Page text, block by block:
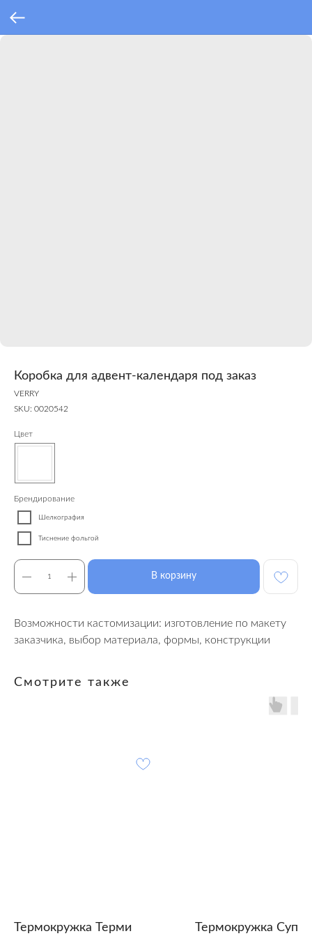
Коробка для адвент-календаря под заказ
VERRY
SKU: 0020542
Цвет
Брендирование
Шелкография
Тиснение фольгой
В корзину
Возможности кастомизации: изготовление по макету
заказчика, выбор материала, формы, конструкции
Смотрите также
Термокружка Терми Термокружка Супер